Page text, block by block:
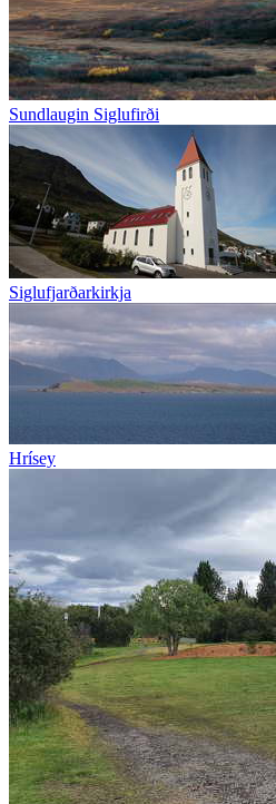
Sundlaugin Siglufirði
Siglufjarðarkirkja
Hrísey